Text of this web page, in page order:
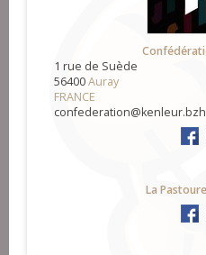
1 rue de Suède
56400Auray
FRANCE
confederation@kenleur.bzh
La